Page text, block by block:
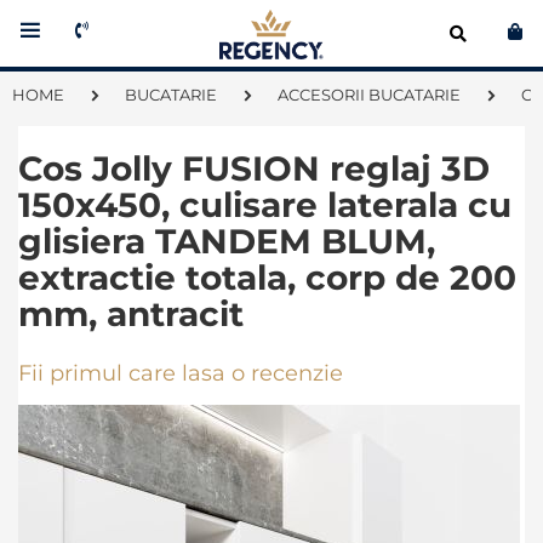
HOME BUCATARIE ACCESORII BUCATARIE
Skip
to
the
Cos Jolly FUSION reglaj 3D
150x450, culisare laterala cu
glisiera TANDEM BLUM,
extractie totala, corp de 200
mm, antracit
Fii primul care lasa o recenzie